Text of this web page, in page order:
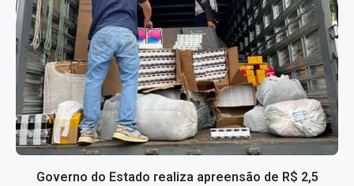
Governo do Estado realiza apreensão de R$ 2,5